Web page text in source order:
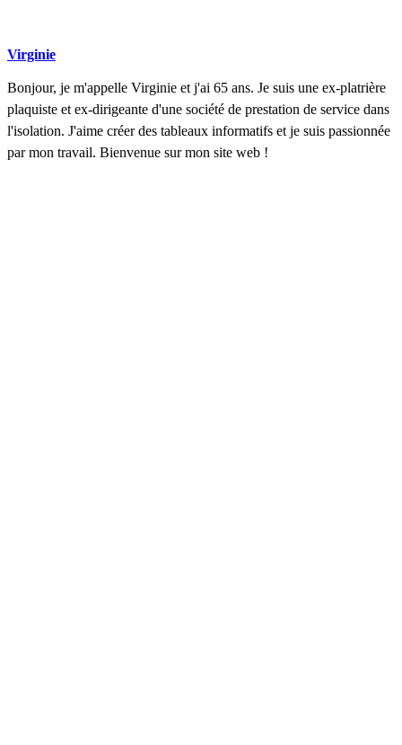
Virginie
Bonjour, je m'appelle Virginie et j'ai 65 ans. Je suis une ex-platrière
plaquiste et ex-dirigeante d'une société de prestation de service dans
l'isolation. J'aime créer des tableaux informatifs et je suis passionnée
par mon travail. Bienvenue sur mon site web !